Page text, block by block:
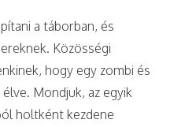
a táborban, és
Közösségi
hogy egy zombi és
Mondjuk, az egyik
holtként kezdene